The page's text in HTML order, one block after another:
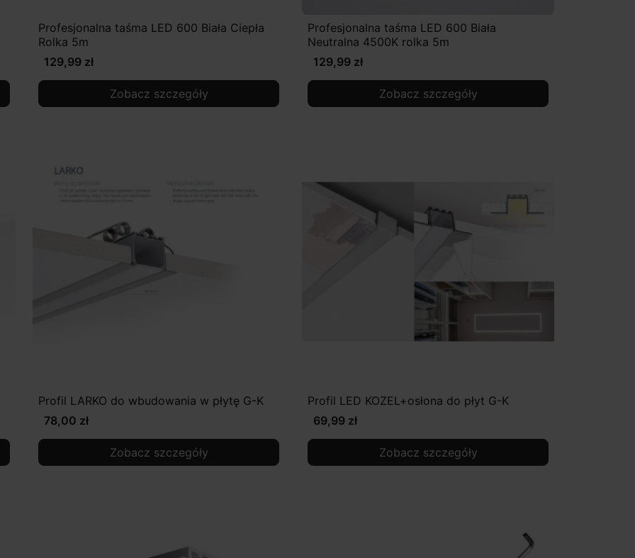
Profesjonalna taśma LED 600 Biała Ciepła
Rolka 5m
129,99 zł
Zobacz szczegóły
Profesjonalna taśma LED 600 Biała
Neutralna 4500K rolka 5m
129,99 zł
Zobacz szczegóły
Profil LARKO do wbudowania w płytę G-K
78,00 zł
Zobacz szczegóły
Profil LED KOZEL+osłona do płyt G-K
69,99 zł
Zobacz szczegóły